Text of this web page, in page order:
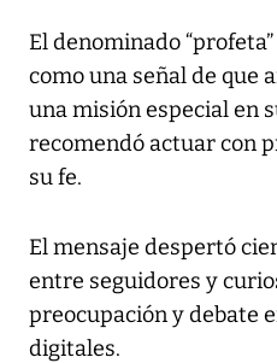
El denominado
como una señal de que
una misión especial en
recomendó actuar con
su fe.
El mensaje despertó
entre seguidores y
preocupación y debate
digitales.